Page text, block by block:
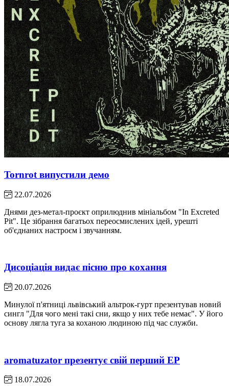
Tornrot випустили демо
22.07.2026
Днями дез-метал-проєкт оприлюднив мініальбом "In Excreted
Pit". Це зібрання багатьох переосмислених ідей, урешті
об'єднаних настроєм і звучанням.
Дисоціація видає пісню про кохання
20.07.2026
Минулої п'ятниці львівський альтрок-гурт презентував новий
сингл "Для чого мені такі сни, якщо у них тебе немає". У його
основу лягла туга за коханою людиною під час служби.
aromatuzator презентує свій перший EP
18.07.2026